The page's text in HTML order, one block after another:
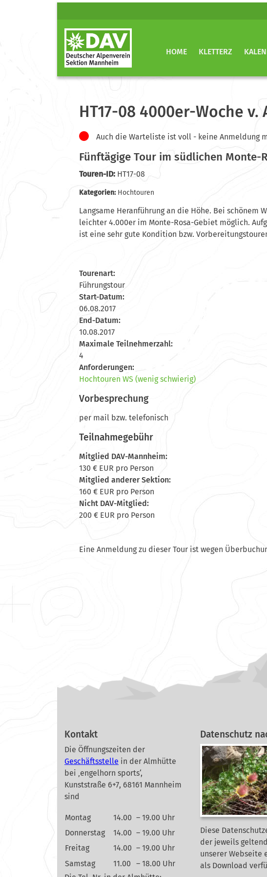
HOME KLETTERZ
HT17-08 4000er-Woche v.
Auch die Warteliste ist voll - keine Anmeldung
Fünftägige Tour im südlichen Monte-
Touren-ID: HT17-08
Kategorien: Hochtouren
Langsame Heranführung an die Höhe. Bei schönem
leichter 4.000er im Monte-Rosa-Gebiet möglich.
ist eine sehr gute Kondition bzw.
Tourenart:
Führungstour
Start-Datum:
06.08.2017
End-Datum:
10.08.2017
Maximale Teilnehmerzahl:
4
Anforderungen:
Hochtouren WS (wenig schwierig)
Vorbesprechung
per mail bzw. telefonisch
Teilnahmegebühr
Mitglied DAV-Mannheim:
130 € EUR pro Person
Mitglied anderer Sektion:
160 € EUR pro Person
Nicht DAV-Mitglied:
200 € EUR pro Person
Eine Anmeldung zu dieser Tour ist wegen
Kontakt
Die Öffnungszeiten der
Geschäftsstelle in der Almhütte
bei ‚engelhorn sports‘,
Kunststraße 6+7, 68161 Mannheim
sind
Montag 14.00 – 19.00 Uhr
Donnerstag
14.00 – 19.00 Uhr
Freitag
14.00 – 19.00 Uhr
Samstag
11.00
– 18.00 Uhr
Datenschutz
Diese
der jeweils
unserer Webseite
als Download